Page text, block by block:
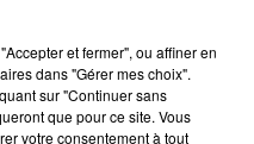
et fermer", ou affiner en
dans "Gérer mes choix".
sur "Continuer sans
que pour ce site. Vous
votre consentement à tout